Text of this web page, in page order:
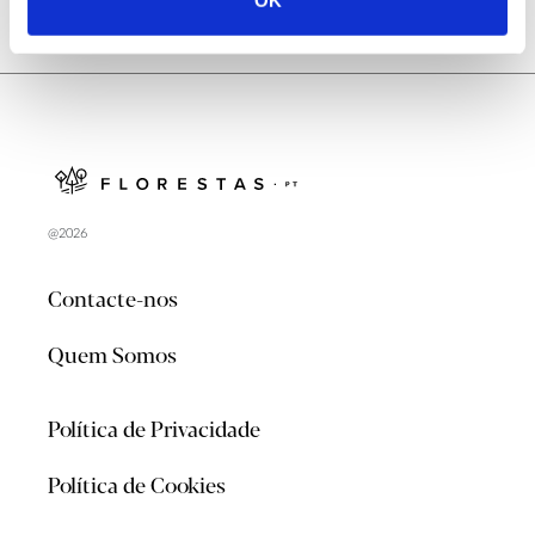
@2026
Contacte-nos
Quem Somos
Política de Privacidade
Política de Cookies